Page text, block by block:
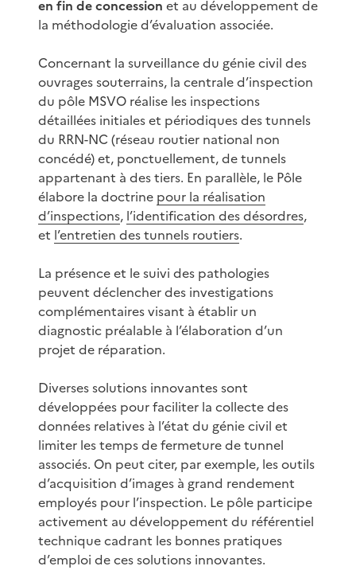
en fin de concession et au développement de
la méthodologie d’évaluation associée.
Concernant la surveillance du génie civil des
ouvrages souterrains, la centrale d’inspection
du pôle MSVO réalise les inspections
détaillées initiales et périodiques des tunnels
du RRN-NC (réseau routier national non
concédé) et, ponctuellement, de tunnels
appartenant à des tiers. En parallèle, le Pôle
élabore la doctrine pour la réalisation
d’inspections, l’identification des désordres,
et l’entretien des tunnels routiers.
La présence et le suivi des pathologies
peuvent déclencher des investigations
complémentaires visant à établir un
diagnostic préalable à l’élaboration d’un
projet de réparation.
Diverses solutions innovantes sont
développées pour faciliter la collecte des
données relatives à l’état du génie civil et
limiter les temps de fermeture de tunnel
associés. On peut citer, par exemple, les outils
d’acquisition d’images à grand rendement
employés pour l’inspection. Le pôle participe
activement au développement du référentiel
technique cadrant les bonnes pratiques
d’emploi de ces solutions innovantes.